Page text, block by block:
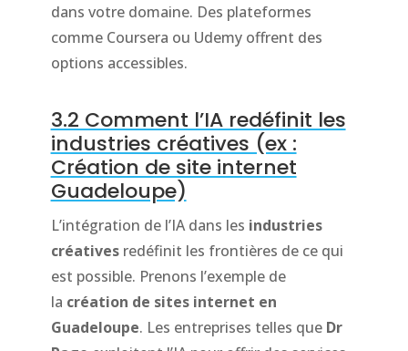
dans votre domaine. Des plateformes
comme Coursera ou Udemy offrent des
options accessibles.
3.2 Comment l’IA redéfinit les
industries créatives (ex :
Création de site internet
Guadeloupe)
L’intégration de l’IA dans les industries
créatives redéfinit les frontières de ce qui
est possible. Prenons l’exemple de
la création de sites internet en
Guadeloupe. Les entreprises telles que Dr